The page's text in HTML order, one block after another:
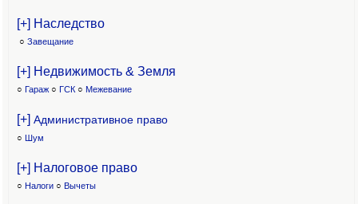
[+] Наследство
○ Завещание
[+] Недвижимость & Земля
○ Гараж ○ ГСК ○ Межевание
[+] Административное право
○ Шум
[+] Налоговое право
○ Налоги ○ Вычеты